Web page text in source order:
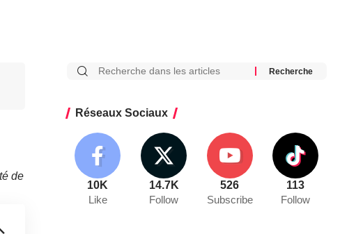
de
Réseaux Sociaux
10K
Like
14.7K
Follow
526
Subscribe
113
Follow